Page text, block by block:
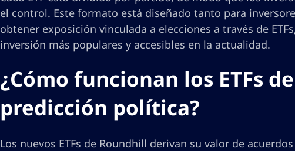
el control. Este formato está diseñado tanto para
obtener exposición vinculada a elecciones a través de
inversión más populares y accesibles en la actualidad.
¿Cómo funcionan los ETFs
predicción política?
Los nuevos ETFs de Roundhill derivan su valor de